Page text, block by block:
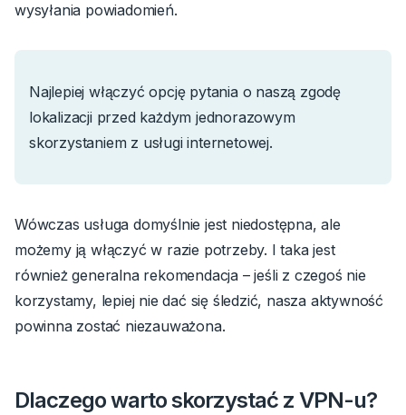
wysyłania powiadomień.
Najlepiej włączyć opcję pytania o naszą zgodę
lokalizacji przed każdym jednorazowym
skorzystaniem z usługi internetowej.
Wówczas usługa domyślnie jest niedostępna, ale
możemy ją włączyć w razie potrzeby. I taka jest
również generalna rekomendacja – jeśli z czegoś nie
korzystamy, lepiej nie dać się śledzić, nasza aktywność
powinna zostać niezauważona.
Dlaczego warto skorzystać z VPN-u?